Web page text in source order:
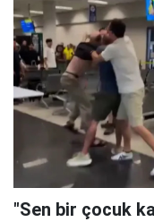
"Sen bir çocuk